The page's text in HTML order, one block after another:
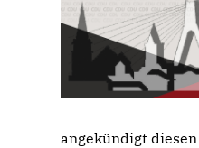
angekündigt